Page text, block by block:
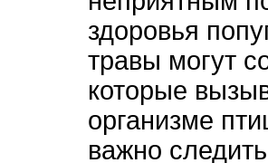
здоровья
травы могут
которые
организме
важно